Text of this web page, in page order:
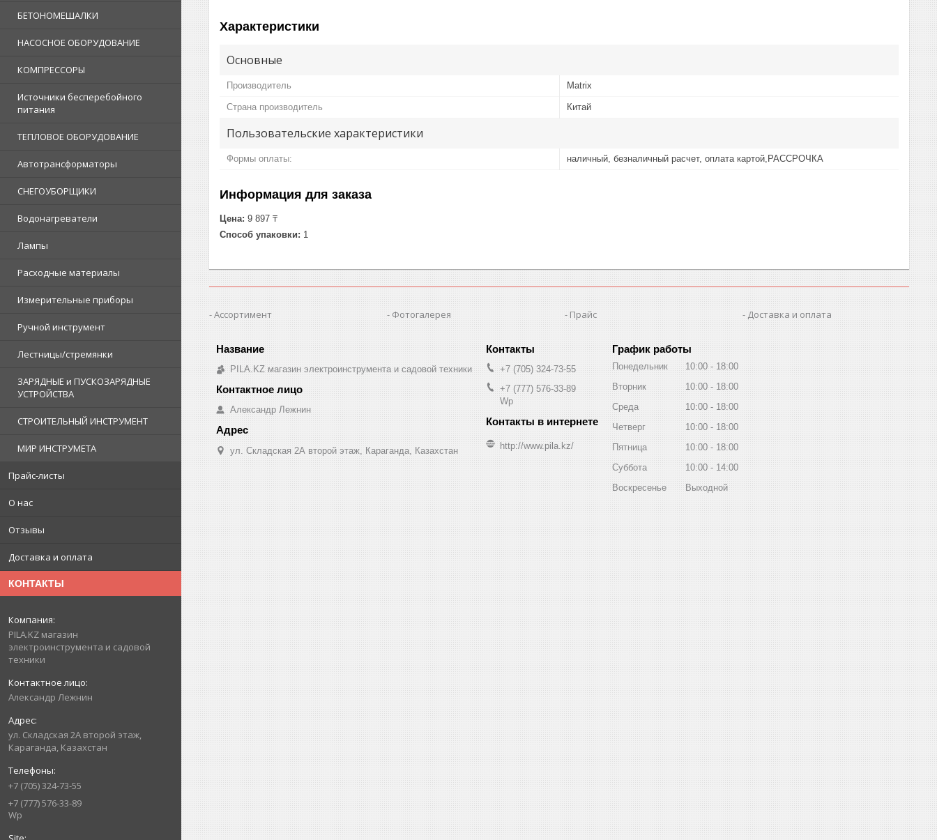
БЕТОНОМЕШАЛКИ
НАСОСНОЕ ОБОРУДОВАНИЕ
КОМПРЕССОРЫ
Источники бесперебойного
питания
ТЕПЛОВОЕ ОБОРУДОВАНИЕ
Автотрансформаторы
СНЕГОУБОРЩИКИ
Водонагреватели
Лампы
Расходные материалы
Измерительные приборы
Ручной инструмент
Лестницы/стремянки
ЗАРЯДНЫЕ и ПУСКОЗАРЯДНЫЕ
УСТРОЙСТВА
СТРОИТЕЛЬНЫЙ ИНСТРУМЕНТ
МИР ИНСТРУМЕТА
Прайс-листы
О нас
Отзывы
Доставка и оплата
КОНТАКТЫ
PILA.KZ магазин
электроинструмента и садовой
техники
Александр Лежнин
ул. Складская 2А второй этаж,
Караганда, Казахстан
+7 (705) 324-73-55
+7 (777) 576-33-89
Wp
Характеристики
Основные
Производитель Matrix
Страна производитель Китай
Пользовательские характеристики
Формы оплаты: наличный, безналичный расчет, оплата картой,РАССРОЧКА
Информация для заказа
Цена: 9 897 ₸
Способ упаковки: 1
Ассортимент Фотогалерея Прайс Доставка и оплата
PILA.KZ магазин электроинструмента и садовой техники
Александр Лежнин
ул. Складская 2А второй этаж, Караганда, Казахстан
+7 (705) 324-73-55
+7 (777) 576-33-89
Wp
http://www.pila.kz/
График работы
Понедельник 10:00
18:00
Вторник
10:00
18:00
Среда
10:00
18:00
Четверг
10:00
18:00
Пятница
10:00
18:00
Суббота
10:00
14:00
Воскресенье
Выходной